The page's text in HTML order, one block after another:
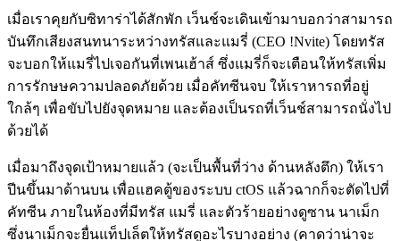
เมื่อเราคุยกับซิทาร่าได้สักพัก เว็นช์จะเดินเข้ามาบอกว่าสามารถ
บันทึกเสียงสนทนาระหว่างทรัสและแมรี่ (CEO !Nvite) โดยทรัส
จะบอกให้แมรี่ไปเจอกันที่เพนเฮ้าส์ ซึ่งแมรี่ก็จะเตือนให้ทรัสเพิ่ม
การรักษษความปลอดภัยด้วย เมื่อคัทซีนจบ ให้เราหารถที่อยู่
ใกล้ๆ เพื่อขับไปยังจุดหมาย และต้องเป็นรถที่เว็นช์สามารถนั่งไป
ด้วยได้
เมื่อมาถึงจุดเป้าหมายแล้ว (จะเป็นพื้นที่ว่าง ด้านหลังตึก) ให้เรา
ปีนขึ้นมาด้านบน เพื่อแฮคตู้ของระบบ ctOS แล้วฉากก็จะตัดไปที่
คัทซีน ภายในห้องที่มีทรัส แมรี่ และตัวร้ายอย่างดูซาน นาเม็ก
ซึ่งนาเม็กจะยื่นแท็ปเล็ตให้ทรัสดูอะไรบางอย่าง (คาดว่าน่าจะ